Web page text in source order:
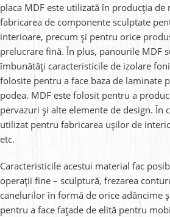
placa MDF este utilizată în producția
fabricarea de componente sculptate
interioare, precum și pentru orice
prelucrare fină. În plus, panourile MDF
îmbunătăți caracteristicile de izolare
folosite pentru a face baza de laminate
podea. MDF este folosit pentru a
pervazuri și alte elemente de design. În
utilizat pentru fabricarea ușilor de
etc.
Caracteristicile acestui material fac
operații fine – sculptură, frezarea
canelurilor în formă de orice adâncime
pentru a face fațade de elită pentru